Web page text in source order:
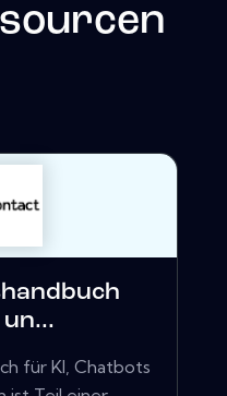
für KI, Chatbots